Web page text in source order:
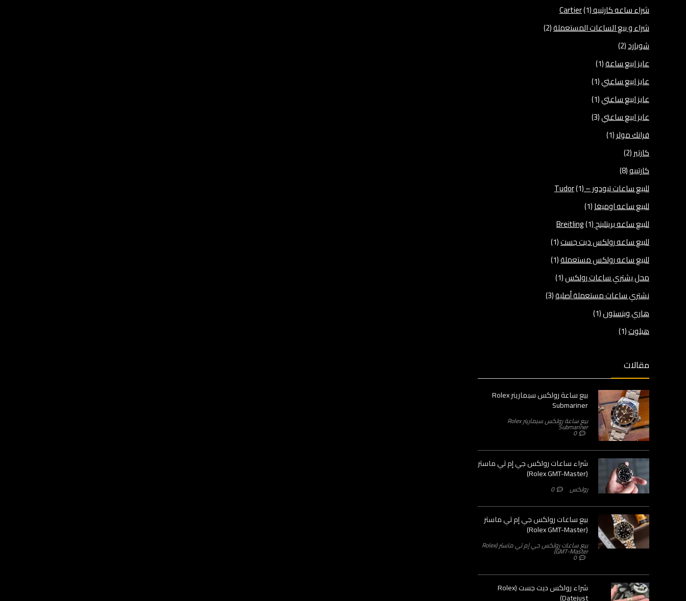
شراء ساعه كارتييه Cartier(1)
شراء و بيع الساعات المستعملة(2)
شوبارد(2)
عايز ابيع ساعة(1)
عايز ابيع ساعتي(1)
عايز ابيع ساعتي(1)
عايز ابيع ساعتي(3)
فرانك مولر(1)
كارتير(2)
كارتييه(8)
للبيع ساعات تيودور – Tudor(1)
للبيع ساعه اوميغا(1)
للبيع ساعه بريتلينج Breitling(1)
للبيع ساعه رولكس ديت جست(1)
للبيع ساعه رولكس مستعملة(1)
محل يشتري ساعات رولكس(1)
نشتري ساعات مستعملة أصلية(3)
هاري وينستون(1)
هبلوت(1)
مقالات
بيع ساعة رولكس سبمارينر Rolex
Submariner
بيع ساعة رولكس سبمارينر Rolex
Submariner
0
شراء ساعات رولكس جي إم تي ماستر
(Rolex GMT-Master)
رولكس 0
بيع ساعات رولكس جي إم تي ماستر
(Rolex GMT-Master)
بيع ساعات رولكس جي إم تي ماستر (Rolex
GMT-Master)
0
شراء رولكس ديت جست (Rolex
Datejust)